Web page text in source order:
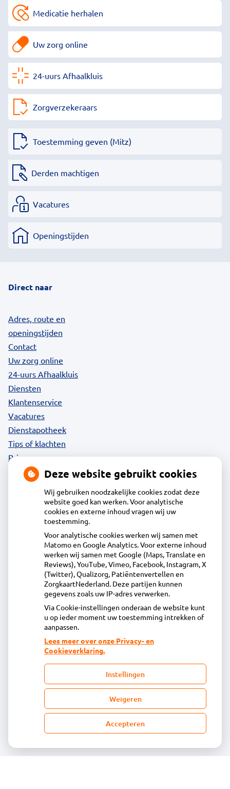
Medicatie herhalen
Uw zorg online
24-uurs Afhaalkluis
Zorgverzekeraars
Toestemming geven (Mitz)
Derden machtigen
Vacatures
Openingstijden
Direct naar
Adres, route en
openingstijden
Contact
Uw zorg online
24-uurs Afhaalkluis
Diensten
Klantenservice
Vacatures
Dienstapotheek
Tips of klachten
Privacy
Acdapha Apotheek Eilandspolder
Wollandje 1, 1483WG de Rijp
0299-671516
info@apotheekeilandspolder.nl
Inschrijven
Centrale administratie
Heeft u vragen of opmerkingen over uw
toegestuurde rekening van de apotheek?
declaratie@acdaphagroep.nl
onze
facebook
Deze website gebruikt cookies
Wij gebruiken noodzakelijke cookies zodat deze
website goed kan werken. Voor analytische
cookies en externe inhoud vragen wij uw
toestemming.
Voor analytische cookies werken wij samen met
Matomo en Google Analytics. Voor externe inhoud
werken wij samen met Google (Maps, Translate en
Reviews), YouTube, Vimeo, Facebook, Instagram, X
(Twitter), Qualizorg, Patiëntenvertellen en
ZorgkaartNederland. Deze partijen kunnen
gegevens zoals uw IP-adres verwerken.
Via Cookie-instellingen onderaan de website kunt
u op ieder moment uw toestemming intrekken of
aanpassen.
Lees meer over onze Privacy- en
Cookieverklaring.
Instellingen
Weigeren
Accepteren